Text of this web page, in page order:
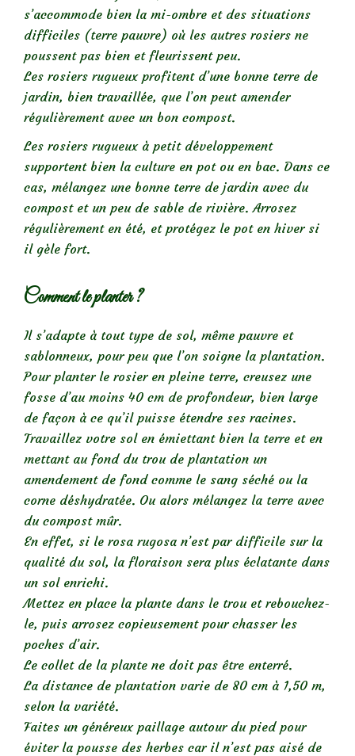
s’accommode bien la mi-ombre et des situations
difficiles (terre pauvre) où les autres rosiers ne
poussent pas bien et fleurissent peu.
Les rosiers rugueux profitent d’une bonne terre de
jardin, bien travaillée, que l’on peut amender
régulièrement avec un bon compost.
Les rosiers rugueux à petit développement
supportent bien la culture en pot ou en bac. Dans ce
cas, mélangez une bonne terre de jardin avec du
compost et un peu de sable de rivière. Arrosez
régulièrement en été, et protégez le pot en hiver si
il gèle fort.
Comment le planter ?
Il s’adapte à tout type de sol, même pauvre et
sablonneux, pour peu que l’on soigne la plantation.
Pour planter le rosier en pleine terre, creusez une
fosse d’au moins 40 cm de profondeur, bien large
de façon à ce qu’il puisse étendre ses racines.
Travaillez votre sol en émiettant bien la terre et en
mettant au fond du trou de plantation un
amendement de fond comme le sang séché ou la
corne déshydratée. Ou alors mélangez la terre avec
du compost mûr.
En effet, si le rosa rugosa n’est par difficile sur la
qualité du sol, la floraison sera plus éclatante dans
un sol enrichi.
Mettez en place la plante dans le trou et rebouchez-
le, puis arrosez copieusement pour chasser les
poches d’air.
Le collet de la plante ne doit pas être enterré.
La distance de plantation varie de 80 cm à 1,50 m,
selon la variété.
Faites un généreux paillage autour du pied pour
éviter la pousse des herbes car il n’est pas aisé de